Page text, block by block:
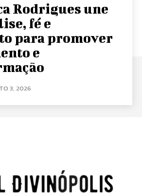
Rodrigues une
fé e
para promover
e
3, 2026